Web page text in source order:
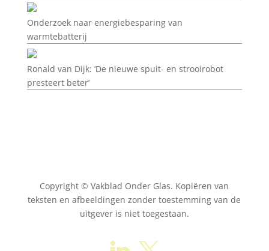
Onderzoek naar energiebesparing van
warmtebatterij
Ronald van Dijk: ‘De nieuwe spuit- en strooirobot
presteert beter’
Copyright © Vakblad Onder Glas. Kopiëren van
teksten en afbeeldingen zonder toestemming van de
uitgever is niet toegestaan.